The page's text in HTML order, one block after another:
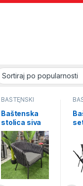
BAŠTENSKI
NAMEŠTAJ
Baštenska
stolica siva
68x75x81 cm
(KJF5684)